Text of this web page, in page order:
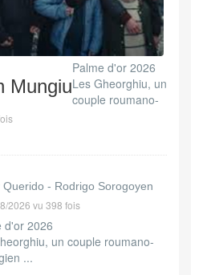
Mungiu
Palme d'or 2026
Les Gheorghiu, un
couple roumano-
Querido - Rodrigo Sorogoyen
2026 vu 398 fois
d'or 2026
un couple roumano-
...